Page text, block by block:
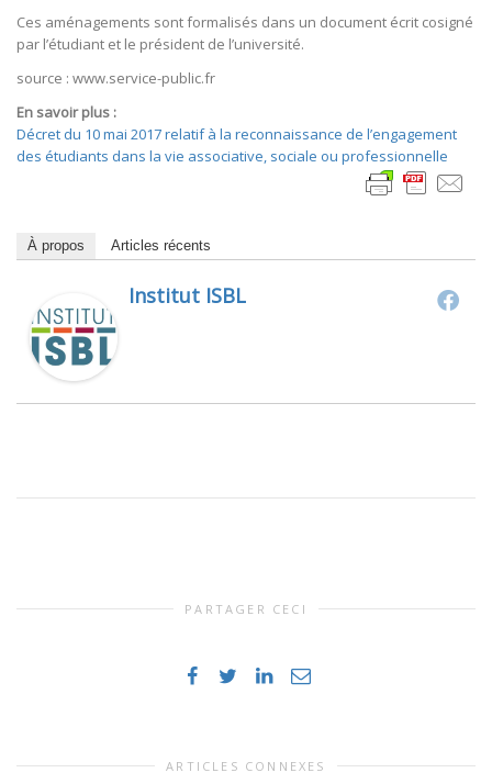
Ces aménagements sont formalisés dans un document écrit cosigné
par l’étudiant et le président de l’université.
source : www.service-public.fr
En savoir plus :
Décret du 10 mai 2017 relatif à la reconnaissance de l’engagement
des étudiants dans la vie associative, sociale ou professionnelle
À propos Articles récents
Institut ISBL
PARTAGER CECI
ARTICLES CONNEXES